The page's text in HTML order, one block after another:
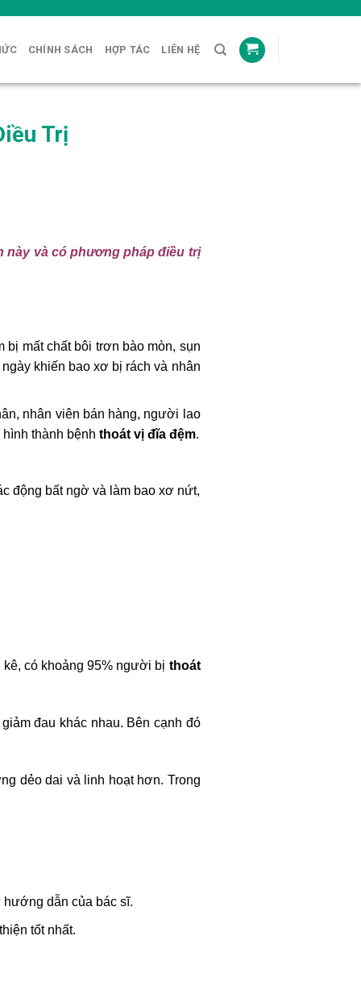
CHÍNH SÁCH HỢP TÁC LIÊN HỆ
Trị
này và có phương pháp điều trị
bị mất chất bôi trơn bào mòn, sụn
khiến bao xơ bị rách và nhân
nhân viên bán hàng, người lao
hình thành bệnhthoát vị đĩa đệm.
động bất ngờ và làm bao xơ nứt,
có khoảng 95% người bị thoát
đau khác nhau. Bên cạnh đó
dẻo dai và linh hoạt hơn. Trong
hướng dẫn của bác sĩ.
tốt nhất.